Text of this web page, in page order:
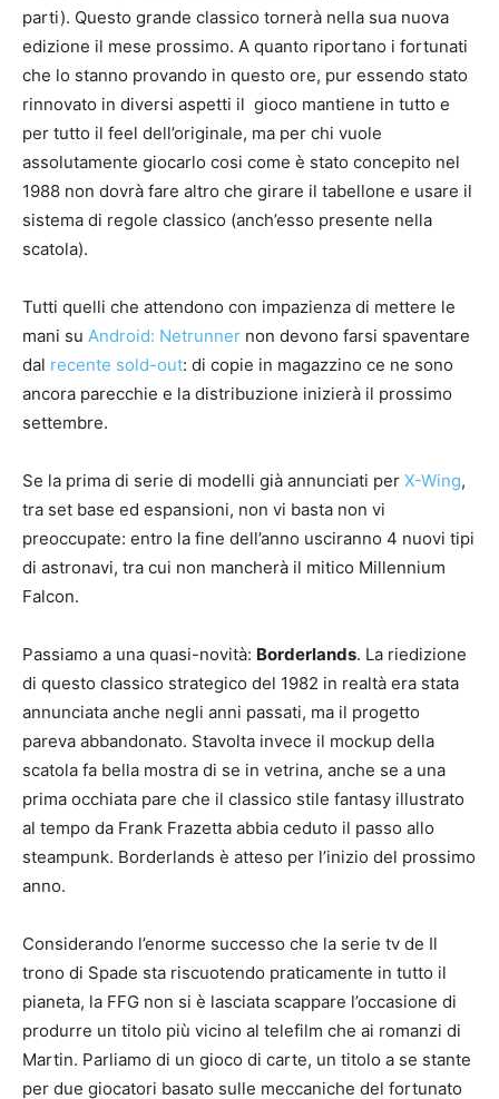
parti). Questo grande classico tornerà nella sua nuova
edizione il mese prossimo. A quanto riportano i fortunati
che lo stanno provando in questo ore, pur essendo stato
rinnovato in diversi aspetti il gioco mantiene in tutto e
per tutto il feel dell’originale, ma per chi vuole
assolutamente giocarlo cosi come è stato concepito nel
1988 non dovrà fare altro che girare il tabellone e usare il
sistema di regole classico (anch’esso presente nella
scatola).
Tutti quelli che attendono con impazienza di mettere le
mani su Android: Netrunner non devono farsi spaventare
dal recente sold-out: di copie in magazzino ce ne sono
ancora parecchie e la distribuzione inizierà il prossimo
settembre.
Se la prima di serie di modelli già annunciati per X-Wing,
tra set base ed espansioni, non vi basta non vi
preoccupate: entro la fine dell’anno usciranno 4 nuovi tipi
di astronavi, tra cui non mancherà il mitico Millennium
Falcon.
Passiamo a una quasi-novità: Borderlands. La riedizione
di questo classico strategico del 1982 in realtà era stata
annunciata anche negli anni passati, ma il progetto
pareva abbandonato. Stavolta invece il mockup della
scatola fa bella mostra di se in vetrina, anche se a una
prima occhiata pare che il classico stile fantasy illustrato
al tempo da Frank Frazetta abbia ceduto il passo allo
steampunk. Borderlands è atteso per l’inizio del prossimo
anno.
Considerando l’enorme successo che la serie tv de Il
trono di Spade sta riscuotendo praticamente in tutto il
pianeta, la FFG non si è lasciata scappare l’occasione di
produrre un titolo più vicino al telefilm che ai romanzi di
Martin. Parliamo di un gioco di carte, un titolo a se stante
per due giocatori basato sulle meccaniche del fortunato